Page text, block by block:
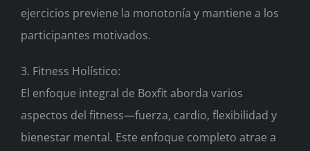
ejercicios previene la monotonía y mantiene a los
participantes motivados.
3. Fitness Holístico:
El enfoque integral de Boxfit aborda varios
aspectos del fitness—fuerza, cardio, flexibilidad y
bienestar mental. Este enfoque completo atrae a